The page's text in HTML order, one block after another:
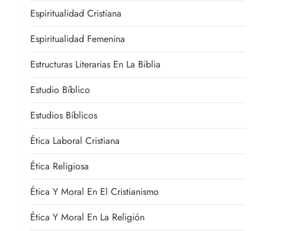
Espiritualidad Cristiana
Espiritualidad Femenina
Estructuras Literarias En La Biblia
Estudio Bíblico
Estudios Bíblicos
Ética Laboral Cristiana
Ética Religiosa
Ética Y Moral En El Cristianismo
Ética Y Moral En La Religión